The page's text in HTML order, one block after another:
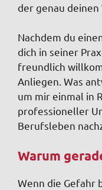
der genau deinen
Nachdem du
dich in seiner
freundlich
Anliegen. Was
um mir einmal in
professioneller
Berufsleben
Warum
Wenn die Gefahr